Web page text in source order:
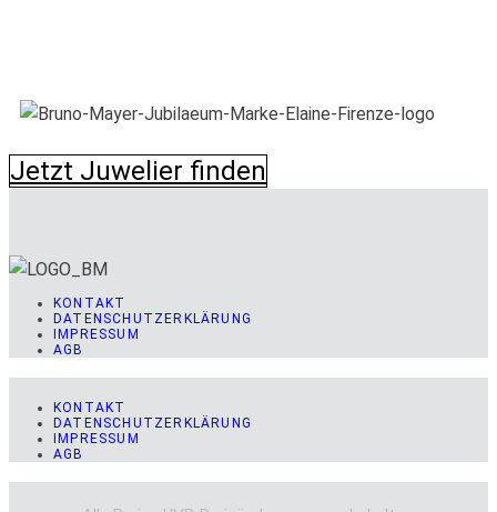
Jetzt Juwelier finden
KONTAKT
DATENSCHUTZERKLÄRUNG
IMPRESSUM
AGB
KONTAKT
DATENSCHUTZERKLÄRUNG
IMPRESSUM
AGB